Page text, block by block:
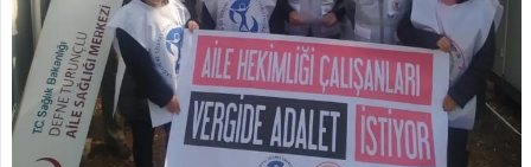
KOMİSYONLAR
İLETİŞİM